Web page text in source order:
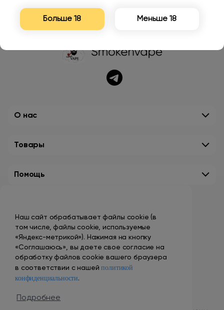
Наш сайт обрабатывает файлы cookie (в
том числе, файлы cookie, используемые
«Яндекс-метрикой»). Нажимая на кнопку
«Соглашаюсь», вы даете свое согласие на
обработку файлов cookie вашего браузера
в соответствии с нашейполитикой
конфиденциальности.
Подробнее
О нас
Товары
Помощь
+7 (495) 149-10-99
promo@smokenvape.su
пн-пт: 9:00 – 18:00
сб-вс: выходной
Больше 18 Меньше 18